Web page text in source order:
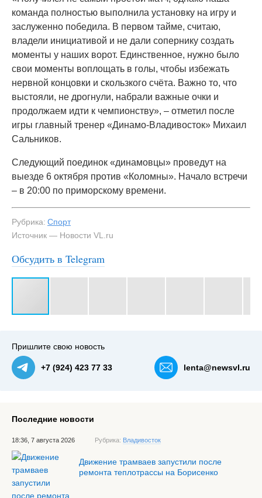
команда полностью выполнила установку на игру и
заслуженно победила. В первом тайме, считаю,
владели инициативой и не дали сопернику создать
моменты у наших ворот. Единственное, нужно было
свои моменты воплощать в голы, чтобы избежать
нервной концовки и скользкого счёта. Важно то, что
выстояли, не дрогнули, набрали важные очки и
продолжаем идти к чемпионству», – отметил после
игры главный тренер «Динамо-Владивосток» Михаил
Сальников.
Следующий поединок «динамовцы» проведут на
выезде 6 октября против «Коломны». Начало встречи
– в 20:00 по приморскому времени.
Рубрика: Спорт
Источник — Новости VL.ru
Обсудить в Telegram
Пришлите свою новость
+7 (924) 423 77 33 lenta@newsvl.ru
Последние новости
18:36, 7 августа 2026 Рубрика: Владивосток
Движение трамваев запустили после
ремонта теплотрассы на Борисенко